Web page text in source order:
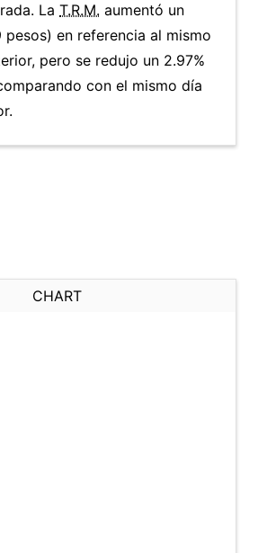
La T.R.M. aumentó un
pesos) en referencia al mismo
pero se redujo un 2.97%
con el mismo día
CHART